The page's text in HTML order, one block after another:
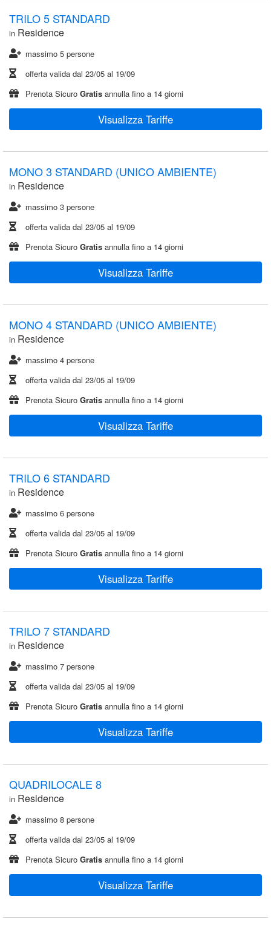
TRILO 5 STANDARD
in Residence
massimo 5 persone
offerta valida dal 23/05 al 19/09
Prenota Sicuro Gratis annulla fino a 14 giorni
Visualizza Tariffe
MONO 3 STANDARD (UNICO AMBIENTE)
in Residence
massimo 3 persone
offerta valida dal 23/05 al 19/09
Prenota Sicuro Gratis annulla fino a 14 giorni
Visualizza Tariffe
MONO 4 STANDARD (UNICO AMBIENTE)
in Residence
massimo 4 persone
offerta valida dal 23/05 al 19/09
Prenota Sicuro Gratis annulla fino a 14 giorni
Visualizza Tariffe
TRILO 6 STANDARD
in Residence
massimo 6 persone
offerta valida dal 23/05 al 19/09
Prenota Sicuro Gratis annulla fino a 14 giorni
Visualizza Tariffe
TRILO 7 STANDARD
in Residence
massimo 7 persone
offerta valida dal 23/05 al 19/09
Prenota Sicuro Gratis annulla fino a 14 giorni
Visualizza Tariffe
QUADRILOCALE 8
in Residence
massimo 8 persone
offerta valida dal 23/05 al 19/09
Prenota Sicuro Gratis annulla fino a 14 giorni
Visualizza Tariffe